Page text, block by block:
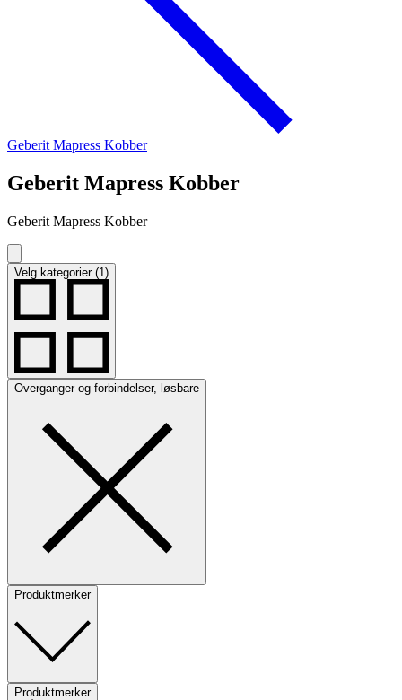
Geberit Mapress Kobber
Geberit Mapress Kobber
Geberit Mapress Kobber
Velg kategorier (1)
Overganger og forbindelser, løsbare
Produktmerker
Produktmerker